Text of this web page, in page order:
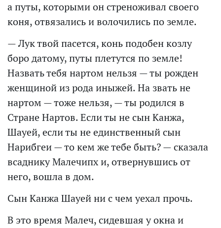
а путы, которыми он стреноживал своего
коня, отвязались и волочились по земле.
— Лук твой пасется, конь подобен козлу
боро датому, путы плетутся по земле!
Назвать тебя нартом нельзя — ты рожден
женщиной из рода иныжей. На звать не
нартом — тоже нельзя, — ты родился в
Стране Нартов. Если ты не сын Канжа,
Шауей, если ты не единственный сын
Нарибгеи — то кем же тебе быть? — сказала
всаднику Малечипх и, отвернувшись от
него, вошла в дом.
Сын Канжа Шауей ни с чем уехал прочь.
В это время Малеч, сидевшая у окна и